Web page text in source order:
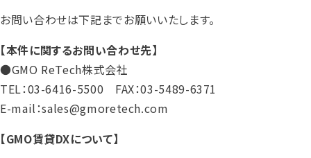
お問い合わせは下記までお願いいたします。
【本件に関するお問い合わせ先】
●GMO ReTech株式会社
TEL：03-6416-5500 FAX：03-5489-6371
E-mail：sales@gmoretech.com
【GMO賃貸DXについて】